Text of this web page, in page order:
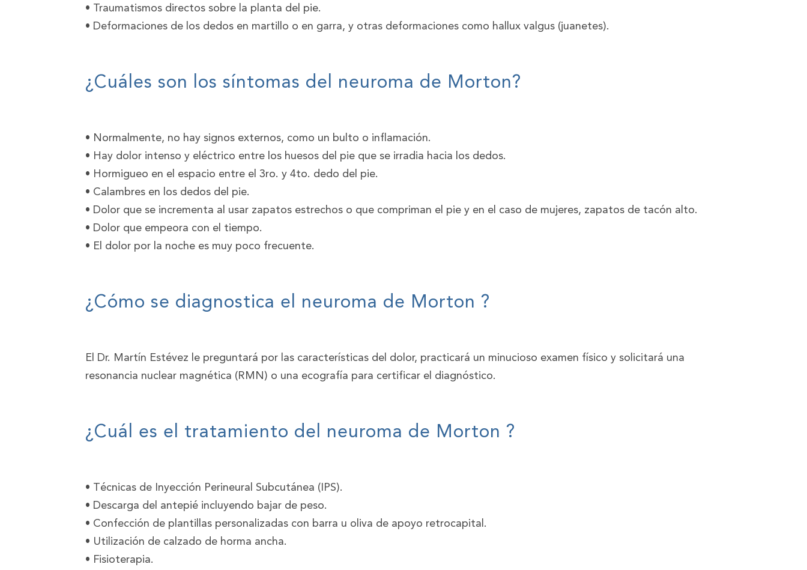
• Traumatismos directos sobre la planta del pie.
• Deformaciones de los dedos en martillo o en garra, y otras deformaciones como hallux valgus (juanetes).
¿Cuáles son los síntomas del neuroma de Morton?
• Normalmente, no hay signos externos, como un bulto o inflamación.
• Hay dolor intenso y eléctrico entre los huesos del pie que se irradia hacia los dedos.
• Hormigueo en el espacio entre el 3ro. y 4to. dedo del pie.
• Calambres en los dedos del pie.
• Dolor que se incrementa al usar zapatos estrechos o que compriman el pie y en el caso de mujeres, zapatos de tacón alto.
• Dolor que empeora con el tiempo.
• El dolor por la noche es muy poco frecuente.
¿Cómo se diagnostica el neuroma de Morton ?
El Dr. Martín Estévez le preguntará por las características del dolor, practicará un minucioso examen físico y solicitará una
resonancia nuclear magnética (RMN) o una ecografía para certificar el diagnóstico.
¿Cuál es el tratamiento del neuroma de Morton ?
• Técnicas de Inyección Perineural Subcutánea (IPS).
• Descarga del antepié incluyendo bajar de peso.
• Confección de plantillas personalizadas con barra u oliva de apoyo retrocapital.
• Utilización de calzado de horma ancha.
• Fisioterapia.